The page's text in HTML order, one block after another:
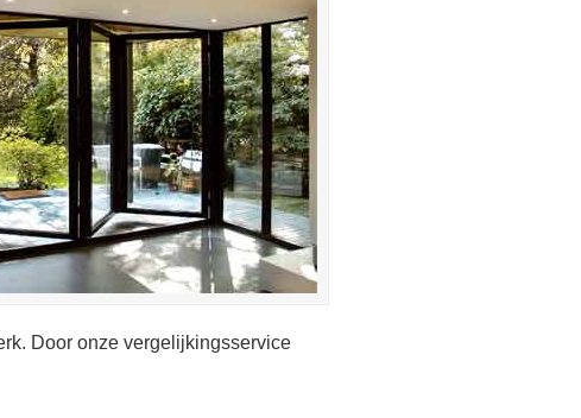
Door onze vergelijkingsservice